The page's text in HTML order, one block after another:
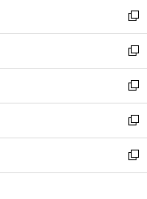
く
で
開
く
ド
ウ
で
開
く
ィ
ン
ド
ウ
で
開
く
い
ウ
ィ
ン
ド
ウ
で
開
く
新
し
い
ウ
ィ
ン
ド
ウ
で
開
新
し
い
ウ
ィ
ン
ド
ウ
新
し
い
ウ
ィ
ン
新
し
い
ウ
新
し